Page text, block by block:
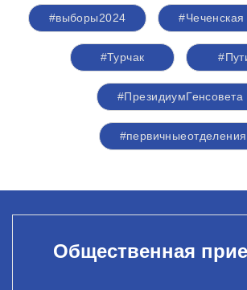
#выборы2024 #Чеченская
#Турчак
#ПрезидиумГенсовета
#первичныеотделения
Общественная